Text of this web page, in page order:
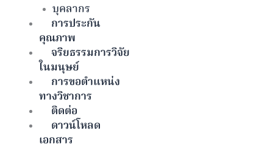
บุคลากร
การประกัน
คุณภาพ
จริยธรรมการวิจัย
ในมนุษย์
การขอตำแหน่ง
ทางวิชาการ
ติดต่อ
ดาวน์โหลด
เอกสาร